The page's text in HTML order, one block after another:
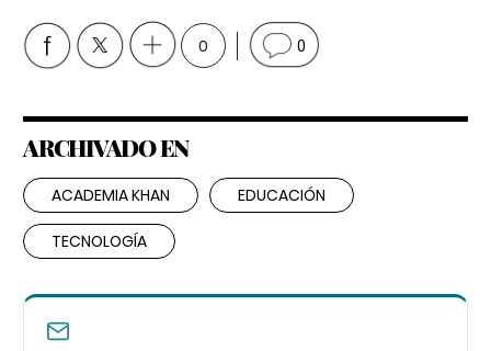
0 0
ARCHIVADO EN
ACADEMIA KHAN EDUCACIÓN
TECNOLOGÍA